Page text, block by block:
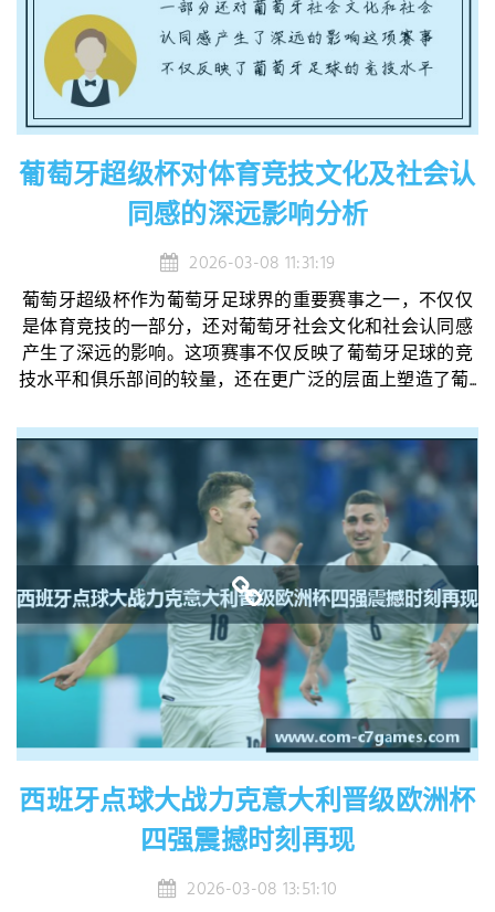
葡萄牙超级杯对体育竞技文化及社会认
同感的深远影响分析
2026-03-08 11:31:19
葡萄牙超级杯作为葡萄牙足球界的重要赛事之一，不仅仅
是体育竞技的一部分，还对葡萄牙社会文化和社会认同感
产生了深远的影响。这项赛事不仅反映了葡萄牙足球的竞
技水平和俱乐部间的较量，还在更广泛的层面上塑造了葡...
西班牙点球大战力克意大利晋级欧洲杯
四强震撼时刻再现
2026-03-08 13:51:10